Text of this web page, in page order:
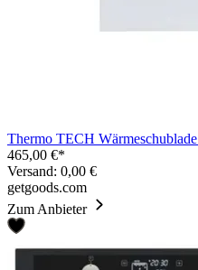
Thermo TECH Wärmeschublade
465,00 €*
Versand: 0,00 €
getgoods.com
Zum Anbieter